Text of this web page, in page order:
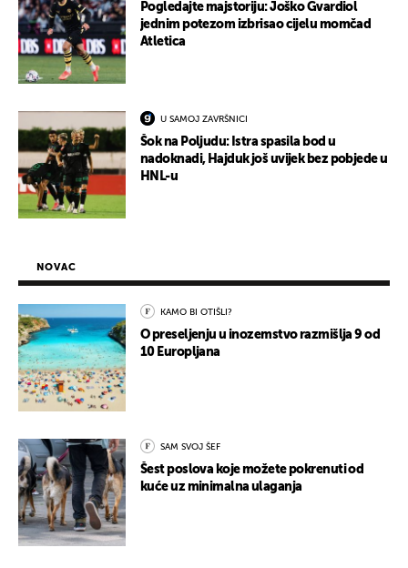
Pogledajte majstoriju: Joško Gvardiol
jednim potezom izbrisao cijelu momčad
Atletica
U SAMOJ ZAVRŠNICI
Šok na Poljudu: Istra spasila bod u
nadoknadi, Hajduk još uvijek bez pobjede u
HNL-u
NOVAC
KAMO BI OTIŠLI?
O preseljenju u inozemstvo razmišlja 9 od
10 Europljana
SAM SVOJ ŠEF
Šest poslova koje možete pokrenuti od
kuće uz minimalna ulaganja